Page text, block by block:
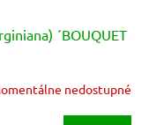
´BOUQUET
nedostupné